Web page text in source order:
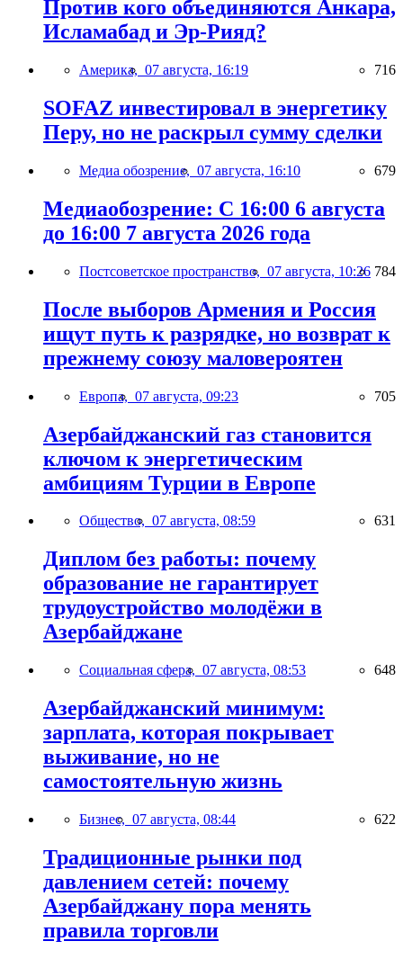
Против кого объединяются Анкара,
Исламабад и Эр-Рияд?
Америка, 07 августа, 16:19 716
SOFAZ инвестировал в энергетику
Перу, но не раскрыл сумму сделки
Медиа обозрение, 07 августа, 16:10 679
Медиаобозрение: С 16:00 6 августа
до 16:00 7 августа 2026 года
Постсоветское пространство, 07 августа, 10:26 784
После выборов Армения и Россия
ищут путь к разрядке, но возврат к
прежнему союзу маловероятен
Европа, 07 августа, 09:23 705
Азербайджанский газ становится
ключом к энергетическим
амбициям Турции в Европе
Общество, 07 августа, 08:59 631
Диплом без работы: почему
образование не гарантирует
трудоустройство молодёжи в
Азербайджане
Социальная сфера, 07 августа, 08:53 648
Азербайджанский минимум:
зарплата, которая покрывает
выживание, но не
самостоятельную жизнь
Бизнес, 07 августа, 08:44 622
Традиционные рынки под
давлением сетей: почему
Азербайджану пора менять
правила торговли